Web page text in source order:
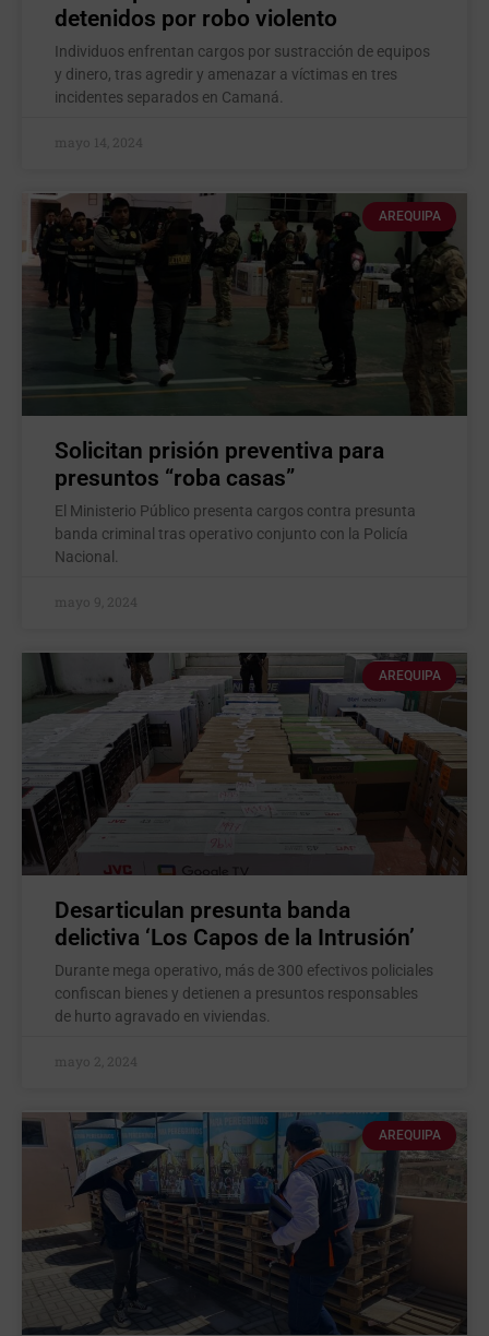
detenidos por robo violento
Individuos enfrentan cargos por sustracción de equipos
y dinero, tras agredir y amenazar a víctimas en tres
incidentes separados en Camaná.
mayo 14, 2024
AREQUIPA
Solicitan prisión preventiva para
presuntos “roba casas”
El Ministerio Público presenta cargos contra presunta
banda criminal tras operativo conjunto con la Policía
Nacional.
mayo 9, 2024
AREQUIPA
Desarticulan presunta banda
delictiva ‘Los Capos de la Intrusión’
Durante mega operativo, más de 300 efectivos policiales
confiscan bienes y detienen a presuntos responsables
de hurto agravado en viviendas.
mayo 2, 2024
AREQUIPA